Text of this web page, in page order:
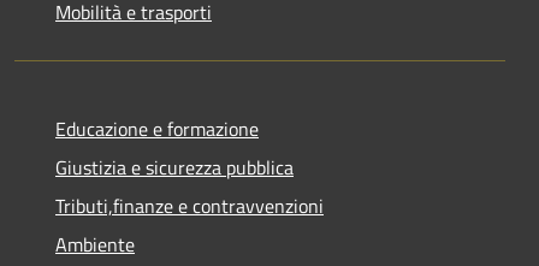
Mobilità e trasporti
Educazione e formazione
Giustizia e sicurezza pubblica
Tributi,finanze e contravvenzioni
Ambiente